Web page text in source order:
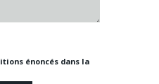
énoncés dans la